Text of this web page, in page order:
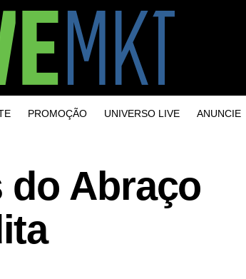
PROMOÇÃO UNIVERSO LIVE ANUNCIE
do Abraço